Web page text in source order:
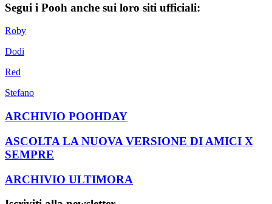
Segui i Pooh anche sui loro siti ufficiali:
Roby
Dodi
Red
Stefano
ARCHIVIO POOHDAY
ASCOLTA LA NUOVA VERSIONE DI AMICI X
SEMPRE
ARCHIVIO ULTIMORA